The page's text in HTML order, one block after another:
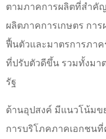
ตามภาคการผลิตที่สำคั
ผลิตภาคการเกษตร กา
ฟื้นตัวและมาตรการภา
ที่ปรับตัวดีขึ้น รวมทั้งมา
รัฐ
ด้านอุปสงค์ มีแนวโน้มขย
การบริโภคภาคเอกชนที่